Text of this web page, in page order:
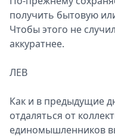
получить бытовую
Чтобы этого не
аккуратнее.
ЛЕВ
Как и в предыдущие
отдаляться от
единомышленников